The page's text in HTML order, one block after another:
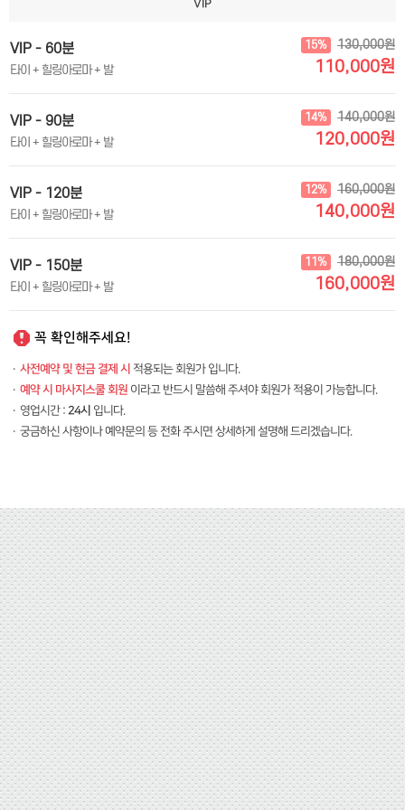
VIP
VIP - 60분
타이 + 힐링아로마 + 발
130,000원
15%
110,000원
VIP - 90분
타이 + 힐링아로마 + 발
140,000원
14%
120,000원
VIP - 120분
타이 + 힐링아로마 + 발
160,000원
12%
140,000원
VIP - 150분
타이 + 힐링아로마 + 발
180,000원
11%
160,000원
꼭 확인해주세요!
· 사전예약 및 현금 결제 시 적용되는 회원가 입니다.
· 예약 시 마사지스쿨 회원 이라고 반드시 말씀해 주셔야 회원가 적용이 가능합니다.
· 영업시간 : 24시 입니다.
· 궁금하신 사항이나 예약문의 등 전화 주시면 상세하게 설명해 드리겠습니다.